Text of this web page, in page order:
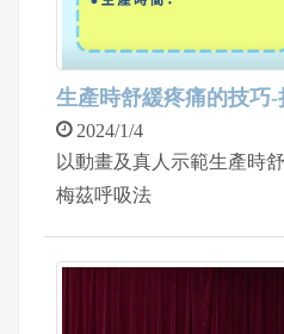
生產時舒緩疼痛的技巧
2024/1/4
以動畫及真人示範生產時
梅茲呼吸法